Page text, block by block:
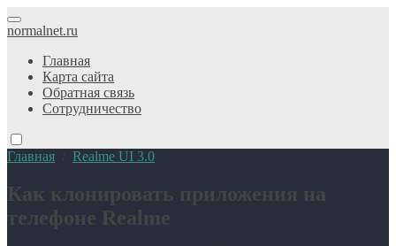
normalnet.ru
Главная
Карта сайта
Обратная связь
Сотрудничество
Главная Realme UI 3.0
Как клонировать приложения на
телефоне Realme